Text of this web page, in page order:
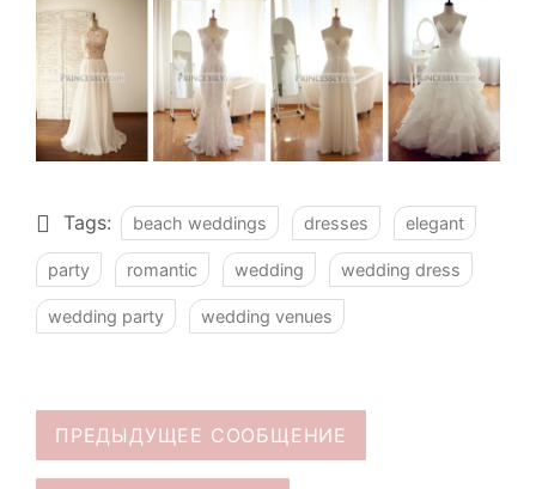
Tags: beach weddings dresses elegant
party romantic wedding wedding dress
wedding party wedding venues
ПРЕДЫДУЩЕЕ СООБЩЕНИЕ